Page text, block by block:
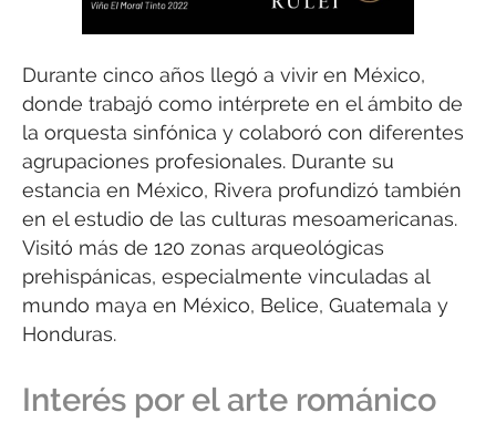
Durante cinco años llegó a vivir en México,
donde trabajó como intérprete en el ámbito de
la orquesta sinfónica y colaboró con diferentes
agrupaciones profesionales. Durante su
estancia en México, Rivera profundizó también
en el estudio de las culturas mesoamericanas.
Visitó más de 120 zonas arqueológicas
prehispánicas, especialmente vinculadas al
mundo maya en México, Belice, Guatemala y
Honduras.
Interés por el arte románico